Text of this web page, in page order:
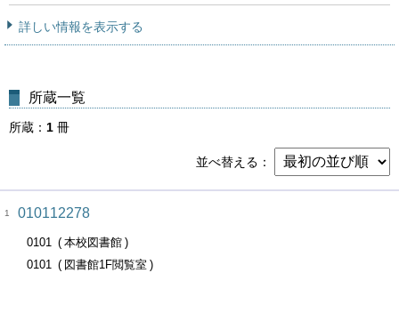
詳しい情報を表示する
所蔵一覧
所蔵 1 冊
並べ替える
1 010112278
0101
本校図書館
0101
図書館1F閲覧室